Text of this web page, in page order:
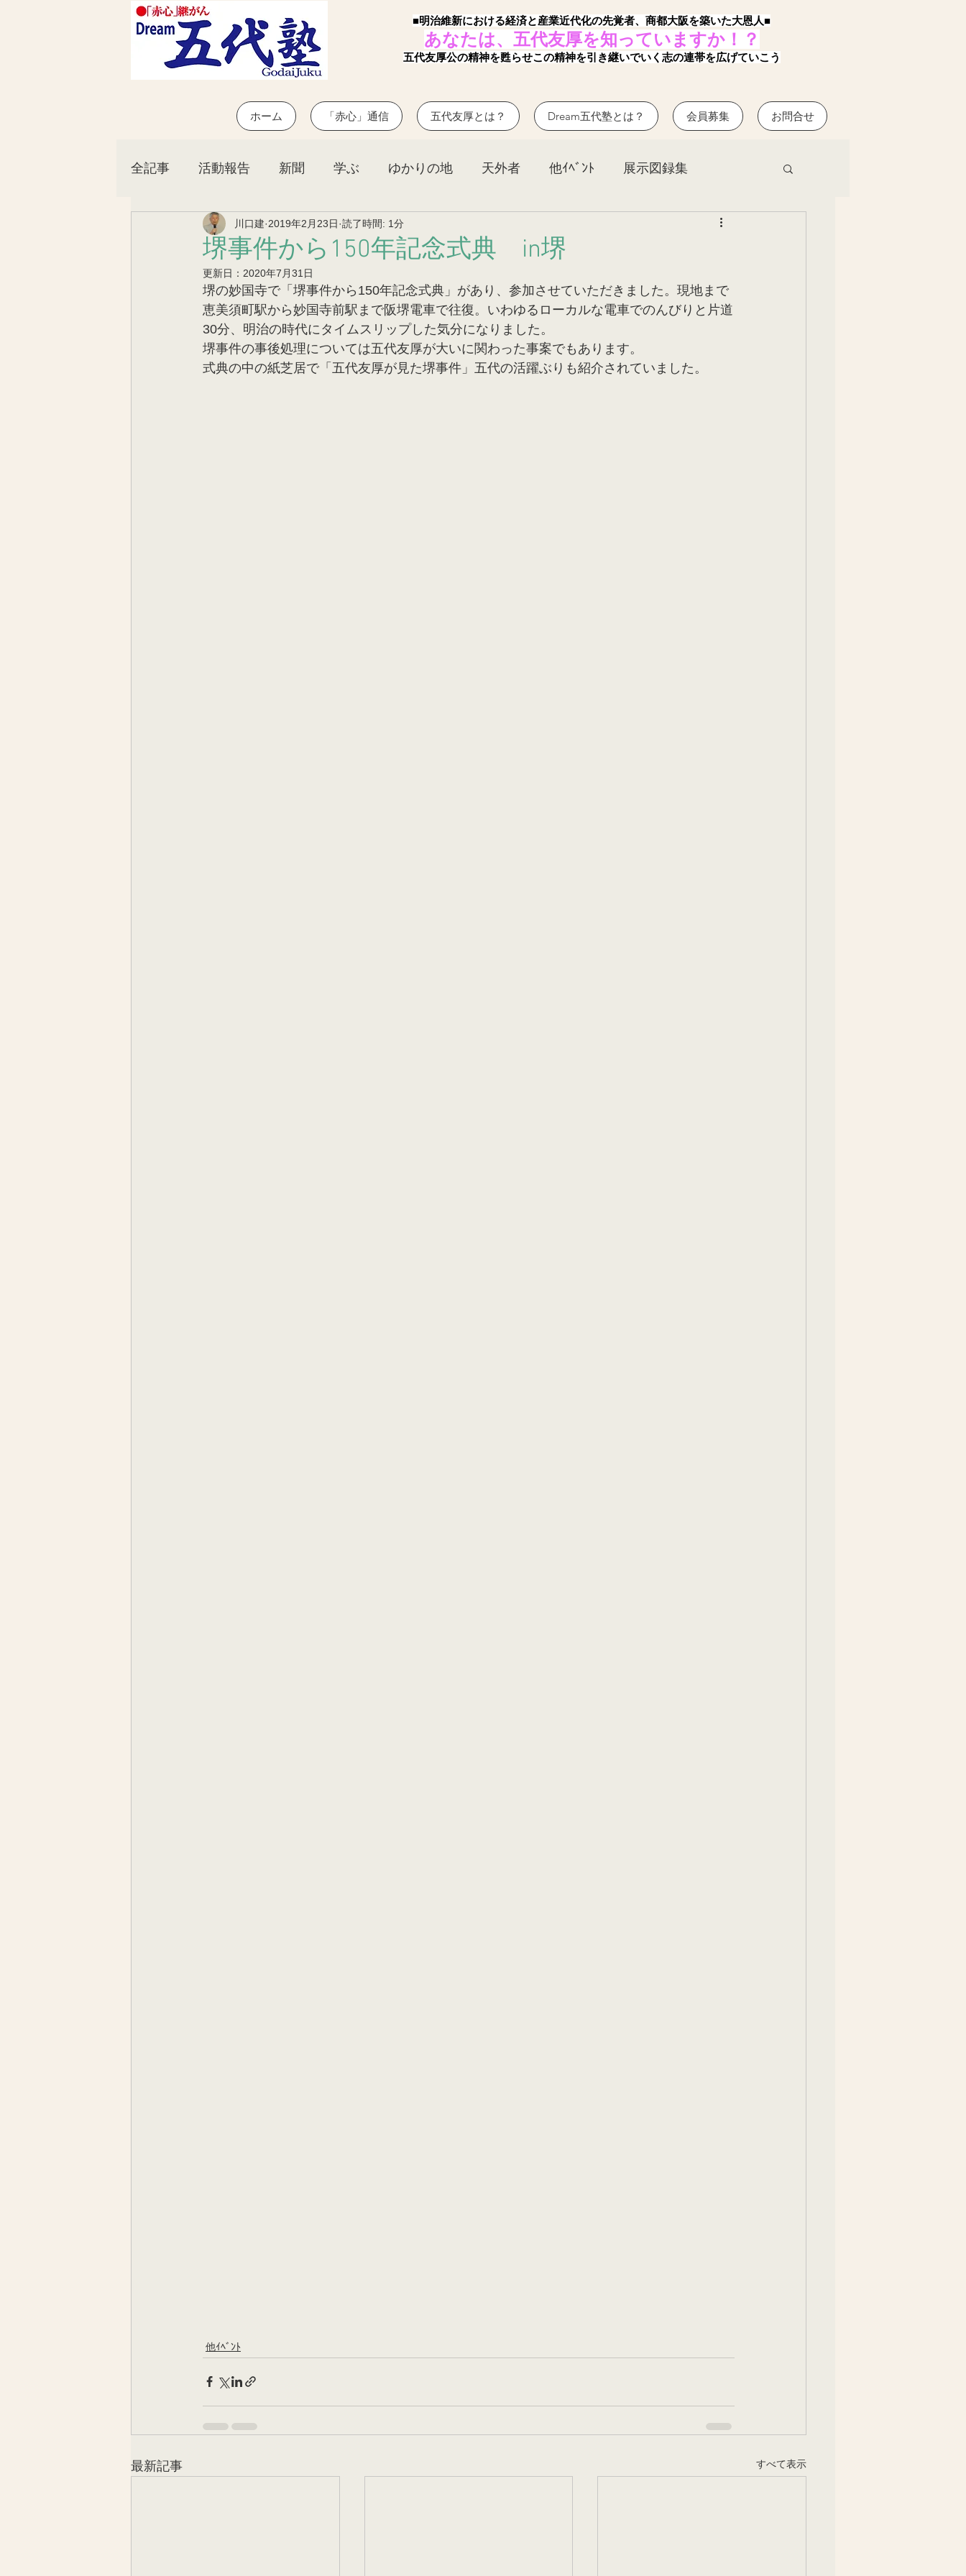
■明治維新における経済と産業近代化の先覚者、商都大阪を築いた大恩人■
あなたは、五代友厚を知っていますか！？
五代友厚公の精神を甦らせこの精神を引き継いでいく志の連帯を広げていこう
ホーム 「赤心」通信 五代友厚とは？ Dream五代塾とは？ 会員募集 お問合せ
全記事 活動報告 新聞 学ぶ ゆかりの地 天外者 他ｲﾍﾞﾝﾄ 展示図録集
お知らせ
堺事件から150年記念式典 in堺
川口建 2019年2月23日 読了時間: 1分
更新日： 2020年7月31日
堺の妙国寺で「堺事件から150年記念式典」があり、参加させていただきました。現地まで
恵美須町駅から妙国寺前駅まで阪堺電車で往復。いわゆるローカルな電車でのんびりと片道
30分、明治の時代にタイムスリップした気分になりました。
堺事件の事後処理については五代友厚が大いに関わった事案でもあります。
式典の中の紙芝居で「五代友厚が見た堺事件」五代の活躍ぶりも紹介されていました。
他ｲﾍﾞﾝﾄ
最新記事 すべて表示